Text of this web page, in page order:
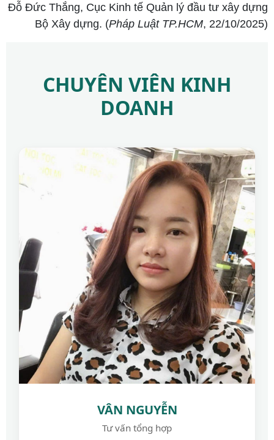
Đỗ Đức Thắng, Cục Kinh tế Quản lý đầu tư xây dựng
Bộ Xây dựng. (Pháp Luật TP.HCM, 22/10/2025)
CHUYÊN VIÊN KINH
DOANH
VÂN NGUYỄN
Tư vấn tổng hợp